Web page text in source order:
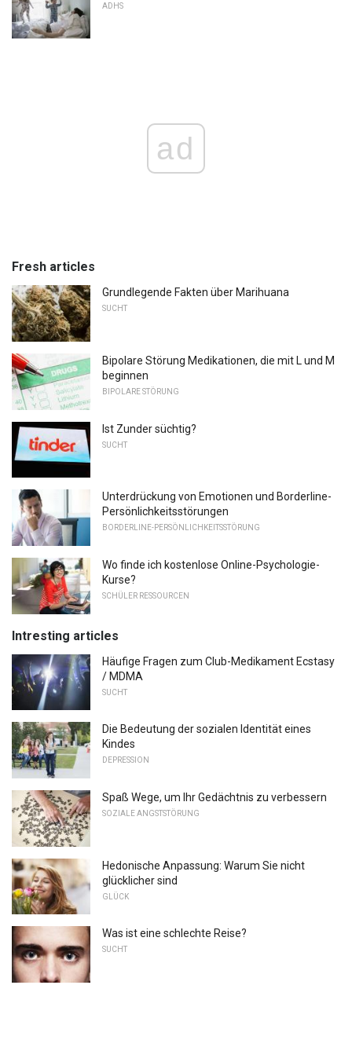
ADHS
ad
Fresh articles
Grundlegende Fakten über Marihuana
SUCHT
Bipolare Störung Medikationen, die mit L und M
beginnen
BIPOLARE STÖRUNG
Ist Zunder süchtig?
SUCHT
Unterdrückung von Emotionen und Borderline-
Persönlichkeitsstörungen
BORDERLINE-PERSÖNLICHKEITSSTÖRUNG
Wo finde ich kostenlose Online-Psychologie-
Kurse?
SCHÜLER RESSOURCEN
Intresting articles
Häufige Fragen zum Club-Medikament Ecstasy
/ MDMA
SUCHT
Die Bedeutung der sozialen Identität eines
Kindes
DEPRESSION
Spaß Wege, um Ihr Gedächtnis zu verbessern
SOZIALE ANGSTSTÖRUNG
Hedonische Anpassung: Warum Sie nicht
glücklicher sind
GLÜCK
Was ist eine schlechte Reise?
SUCHT